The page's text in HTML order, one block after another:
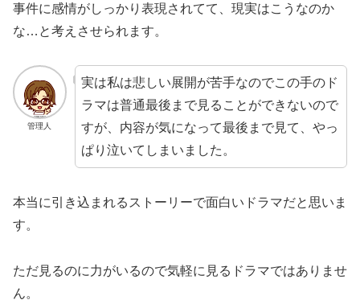
事件に感情がしっかり表現されてて、現実はこうなのか
な…と考えさせられます。
管理人
実は私は悲しい展開が苦手なのでこの手のド
ラマは普通最後まで見ることができないので
すが、内容が気になって最後まで見て、やっ
ぱり泣いてしまいました。
本当に引き込まれるストーリーで面白いドラマだと思いま
す。
ただ見るのに力がいるので気軽に見るドラマではありませ
ん。